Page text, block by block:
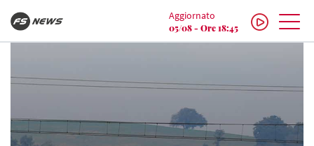
Aggiornato
05/08 - Ore 18:45